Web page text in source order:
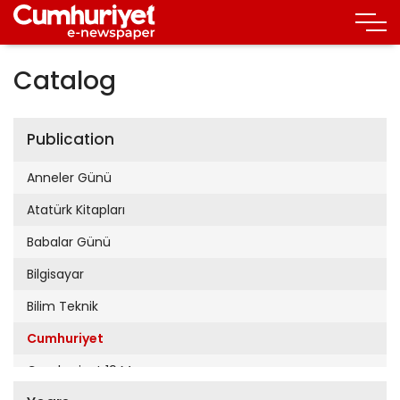
Catalog
Publication
Anneler Günü
Atatürk Kitapları
Babalar Günü
Bilgisayar
Bilim Teknik
Cumhuriyet
Cumhuriyet 19 Mayıs